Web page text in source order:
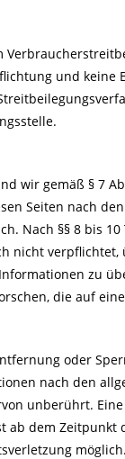
und keine
wir gemäß § 7
Seiten nach
Nach §§ 8 bis
nicht
zu
die auf
oder
nach den
unberührt.
ab dem Zeitpunkt